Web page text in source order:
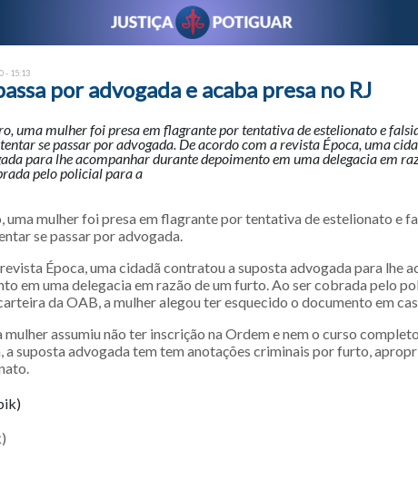
- 15:13
por advogada e acaba presa no RJ
uma mulher foi presa em flagrante por tentativa de estelionato e
se passar por advogada. De acordo com a revista Época, uma
para lhe acompanhar durante depoimento em uma delegacia em
pelo policial para a
uma mulher foi presa em flagrante por tentativa de estelionato e
se passar por advogada.
Época, uma cidadã contratou a suposta advogada para lhe
em uma delegacia em razão de um furto. Ao ser cobrada pelo
da OAB, a mulher alegou ter esquecido o documento em
assumiu não ter inscrição na Ordem e nem o curso
a suposta advogada tem tem anotações criminais por furto,